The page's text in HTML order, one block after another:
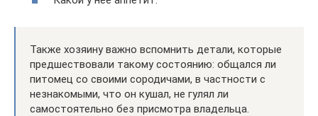
Также хозяину важно вспомнить детали, которые
предшествовали такому состоянию: общался ли
питомец со своими сородичами, в частности с
незнакомыми, что он кушал, не гулял ли
самостоятельно без присмотра владельца.